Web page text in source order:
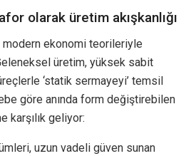
olarak üretim akışkanlığı
ekonomi teorileriyle
üretim, yüksek sabit
‘statik sermayeyi’ temsil
göre anında form değiştirebilen
karşılık geliyor:
uzun vadeli güven sunan